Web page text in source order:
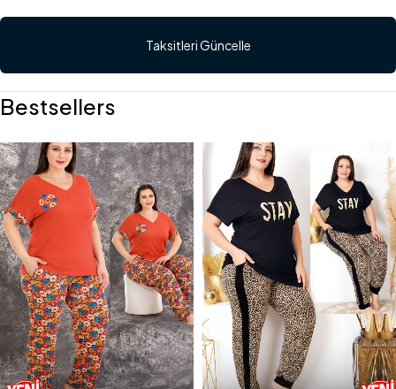
Taksitleri Güncelle
Bestsellers